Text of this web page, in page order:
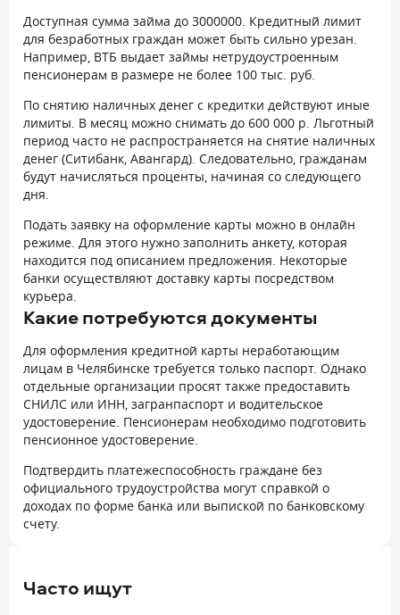
Доступная сумма займа до 3000000. Кредитный лимит
для безработных граждан может быть сильно урезан.
Например, ВТБ выдает займы нетрудоустроенным
пенсионерам в размере не более 100 тыс. руб.
По снятию наличных денег с кредитки действуют иные
лимиты. В месяц можно снимать до 600 000 р. Льготный
период часто не распространяется на снятие наличных
денег (Ситибанк, Авангард). Следовательно, гражданам
будут начисляться проценты, начиная со следующего
дня.
Подать заявку на оформление карты можно в онлайн
режиме. Для этого нужно заполнить анкету, которая
находится под описанием предложения. Некоторые
банки осуществляют доставку карты посредством
курьера.
Какие потребуются документы
Для оформления кредитной карты неработающим
лицам в Челябинске требуется только паспорт. Однако
отдельные организации просят также предоставить
СНИЛС или ИНН, загранпаспорт и водительское
удостоверение. Пенсионерам необходимо подготовить
пенсионное удостоверение.
Подтвердить платежеспособность граждане без
официального трудоустройства могут справкой о
доходах по форме банка или выпиской по банковскому
счету.
Часто ищут